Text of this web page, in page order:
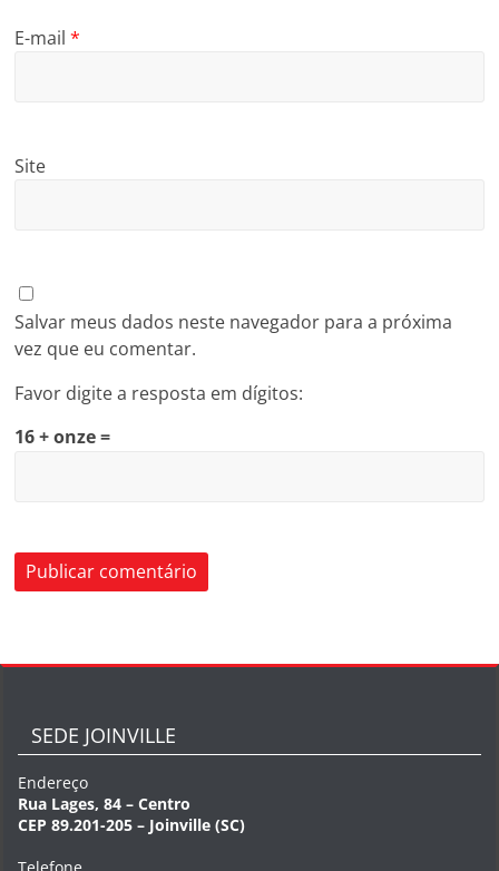
E-mail*
Site
Salvar meus dados neste navegador para a próxima
vez que eu comentar.
Favor digite a resposta em dígitos:
16 + onze =
SEDE JOINVILLE
Endereço
Rua Lages, 84 – Centro
CEP 89.201-205 – Joinville (SC)